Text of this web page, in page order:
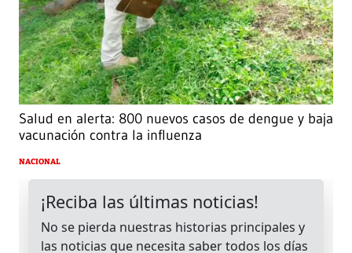
Salud en alerta: 800 nuevos casos de dengue y baja
vacunación contra la influenza
NACIONAL